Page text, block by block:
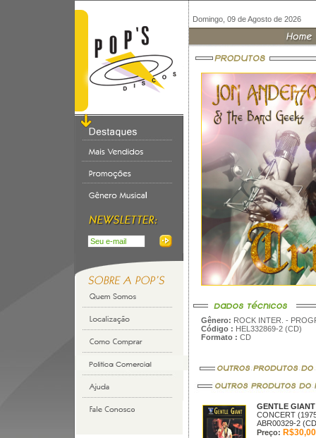
Domingo, 09 de Agosto de 2026
Gênero: ROCK INTER. -
Código : HEL332869-2 (CD)
Formato : CD
GENTLE
CONCERT
ABR00329-2
Preço: R$30,00